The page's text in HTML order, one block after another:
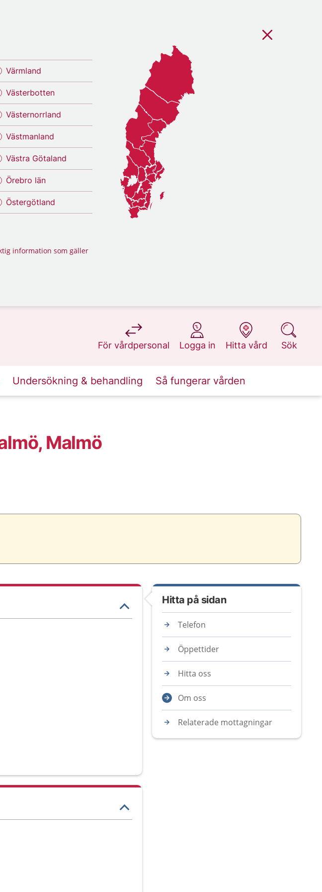
Värmland
Västerbotten
Västernorrland
Västmanland
Västra Götaland
Örebro län
Östergötland
information som gäller
För vårdpersonal
på 1177.se
Logga in
på 1177.se
Hitta vård
på 1177.se
Sök
på 1177.se
Undersökning & behandling Så fungerar vården
Malmö
Hitta på sidan
Telefon
Öppettider
Hitta oss
Om oss
Relaterade mottagningar